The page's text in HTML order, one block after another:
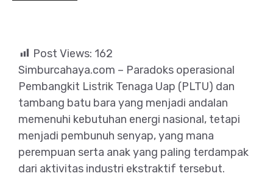
Post Views: 162
Simburcahaya.com – Paradoks operasional
Pembangkit Listrik Tenaga Uap (PLTU) dan
tambang batu bara yang menjadi andalan
memenuhi kebutuhan energi nasional, tetapi
menjadi pembunuh senyap, yang mana
perempuan serta anak yang paling terdampak
dari aktivitas industri ekstraktif tersebut.